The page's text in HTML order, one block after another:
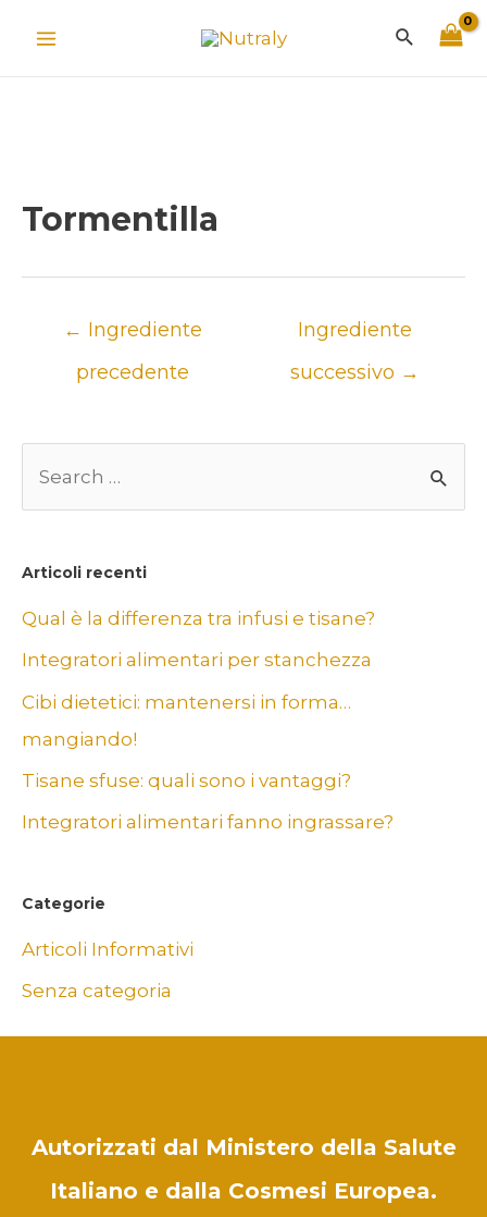
Cerca
Tormentilla
Navigazione
← Ingrediente
precedente
Ingrediente
successivo →
c
a
Articoli recenti
Qual è la differenza tra infusi e tisane?
Integratori alimentari per stanchezza
Cibi dietetici: mantenersi in forma…
mangiando!
Tisane sfuse: quali sono i vantaggi?
Integratori alimentari fanno ingrassare?
Categorie
Articoli Informativi
Senza categoria
Autorizzati dal Ministero della Salute
Italiano e dalla Cosmesi Europea.